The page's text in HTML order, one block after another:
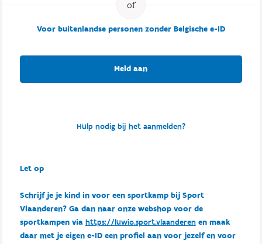
Voor buitenlandse personen zonder Belgische e-ID
Meld aan
Hulp nodig bij het aanmelden?
Let op
Schrijf je je kind in voor een sportkamp bij Sport
Vlaanderen? Ga dan naar onze webshop voor de
sportkampen via https://luwio.sport.vlaanderenen maak
daar met je eigen e-ID een profiel aan voor jezelf en voor